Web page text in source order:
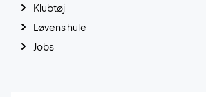
Klubtøj
Løvens hule
Jobs